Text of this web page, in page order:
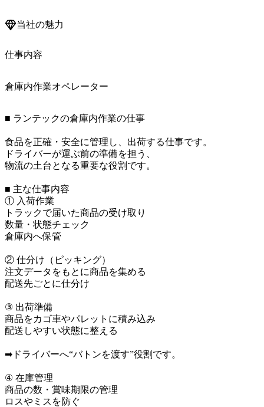
当社の魅力
仕事内容
倉庫内作業オペレーター
■ ランテックの倉庫内作業の仕事
食品を正確・安全に管理し、出荷する仕事です。
ドライバーが運ぶ前の準備を担う、
物流の土台となる重要な役割です。
■ 主な仕事内容
① 入荷作業
トラックで届いた商品の受け取り
数量・状態チェック
倉庫内へ保管
② 仕分け（ピッキング）
注文データをもとに商品を集める
配送先ごとに仕分け
③ 出荷準備
商品をカゴ車やパレットに積み込み
配送しやすい状態に整える
➡ドライバーへ“バトンを渡す”役割です。
④ 在庫管理
商品の数・賞味期限の管理
ロスやミスを防ぐ